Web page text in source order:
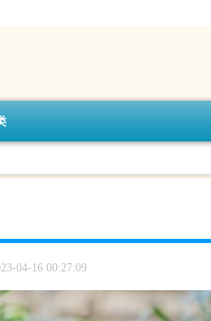
04-16 00:27:09